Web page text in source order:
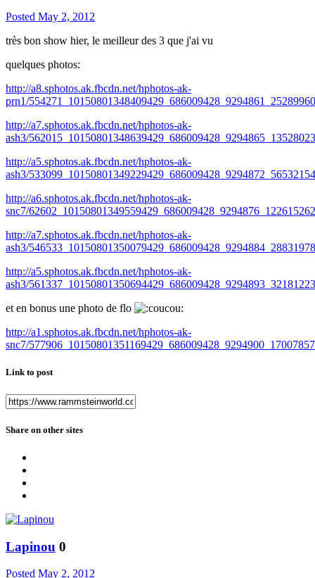
Posted May 2, 2012
très bon show hier, le meilleur des 3 que j'ai vu
quelques photos:
http://a8.sphotos.ak.fbcdn.net/hphotos-ak-
prn1/
http://a7.sphotos.ak.fbcdn.net/hphotos-ak-
ash3/
http://a5.sphotos.ak.fbcdn.net/hphotos-ak-
ash3/
http://a6.sphotos.ak.fbcdn.net/hphotos-ak-
snc7/
http://a7.sphotos.ak.fbcdn.net/hphotos-ak-
ash3/
http://a5.sphotos.ak.fbcdn.net/hphotos-ak-
ash3/
et en bonus une photo de flo
http://a1.sphotos.ak.fbcdn.net/hphotos-ak-
snc7/
Link to post
Share on other sites
Lapinou 0
Posted May 2, 2012